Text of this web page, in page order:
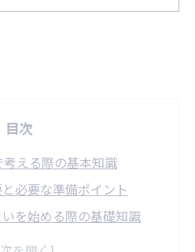
目次
える際の基本知識
必要な準備ポイント
を始める際の基礎知識
れと霧島市の特徴